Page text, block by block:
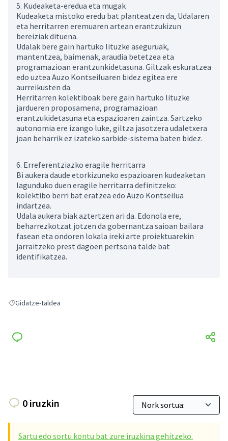
5. Kudeaketa-eredua eta mugak
Kudeaketa mistoko eredu bat planteatzen da, Udalaren
eta herritarren eremuaren artean erantzukizun
bereiziak dituena.
Udalak bere gain hartuko lituzke aseguruak,
mantentzea, baimenak, araudia betetzea eta
programazioan erantzunkidetasuna. Giltzak eskuratzea
edo uztea Auzo Kontseiluaren bidez egitea ere
aurreikusten da.
Herritarren kolektiboak bere gain hartuko lituzke
jardueren proposamena, programazioan
erantzukidetasuna eta espazioaren zaintza. Sartzeko
autonomia ere izango luke, giltza jasotzera udaletxera
joan beharrik ez izateko sarbide-sistema baten bidez.
6. Erreferentziazko eragile herritarra
Bi aukera daude etorkizuneko espazioaren kudeaketan
lagunduko duen eragile herritarra definitzeko:
kolektibo berri bat eratzea edo Auzo Kontseilua
indartzea.
Udala aukera biak aztertzen ari da. Edonola ere,
beharrezkotzat jotzen da gobernantza saioan bailara
fasean eta ondoren lokala ireki arte proiektuarekin
jarraitzeko prest dagoen pertsona talde bat
identifikatzea.
Gidatze-taldea hautaketaren emaitzak
Gidatze-taldea
0 iruzkin
Sartu edo sortu kontu bat zure iruzkina gehitzeko.